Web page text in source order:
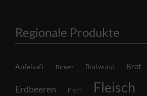
Regionale Produkte
Apfelsaft Birnen Bratwurst Brot
Erdbeeren Fisch Fleisch